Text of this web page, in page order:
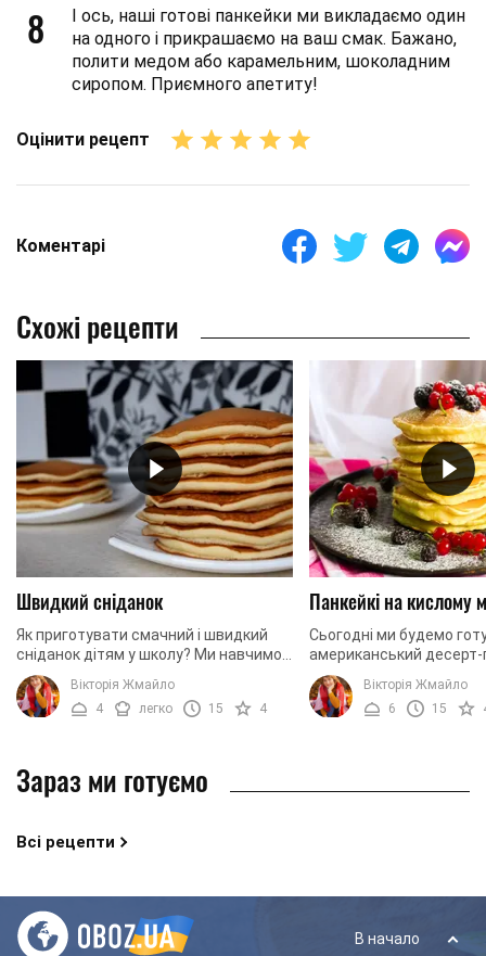
8
І ось, наші готові панкейки ми викладаємо один
на одного і прикрашаємо на ваш смак. Бажано,
полити медом або карамельним, шоколадним
сиропом. Приємного апетиту!
Оцінити рецепт
Коментарі
Схожі рецепти
Швидкий сніданок
Як приготувати смачний і швидкий
сніданок дітям у школу? Ми навчимо
вас готувати смачні та прості
блинчики дітям на сніданок. Дуже
часто буває, що ...
Вікторія Жмайло
4
легко 15 4
Панкейкі на кислому
Сьогодні ми будемо
американський десерт-
кислому молоці. Чим же
відрізняються
панкейки від звичайних
Вікторія Жмайло
6
15
Зараз ми готуємо
Всі рецепти
В начало